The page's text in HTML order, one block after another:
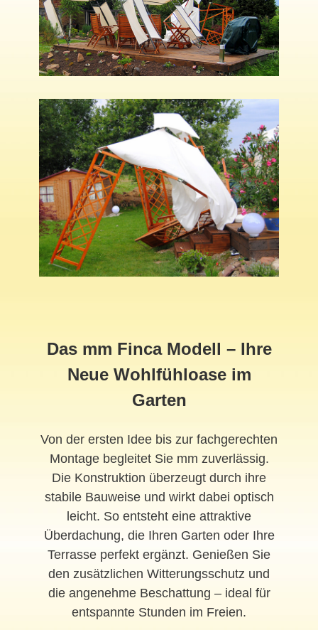
Das mm Finca Modell – Ihre
Neue Wohlfühloase im
Garten
Von der ersten Idee bis zur fachgerechten
Montage begleitet Sie mm zuverlässig.
Die Konstruktion überzeugt durch ihre
stabile Bauweise und wirkt dabei optisch
leicht. So entsteht eine attraktive
Überdachung, die Ihren Garten oder Ihre
Terrasse perfekt ergänzt. Genießen Sie
den zusätzlichen Witterungsschutz und
die angenehme Beschattung – ideal für
entspannte Stunden im Freien.